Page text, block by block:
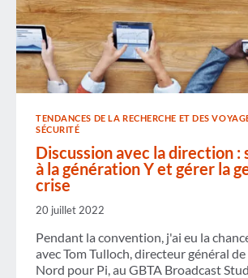
TENDANCES DE LA RECHERCHE ET DES
SÉCURITÉ
Discussion avec la direction :
à la génération Y et gérer la
crise
20 juillet 2022
Pendant la convention, j'ai eu la
avec Tom Tulloch, directeur général
Nord pour Pi, au GBTA Broadcast